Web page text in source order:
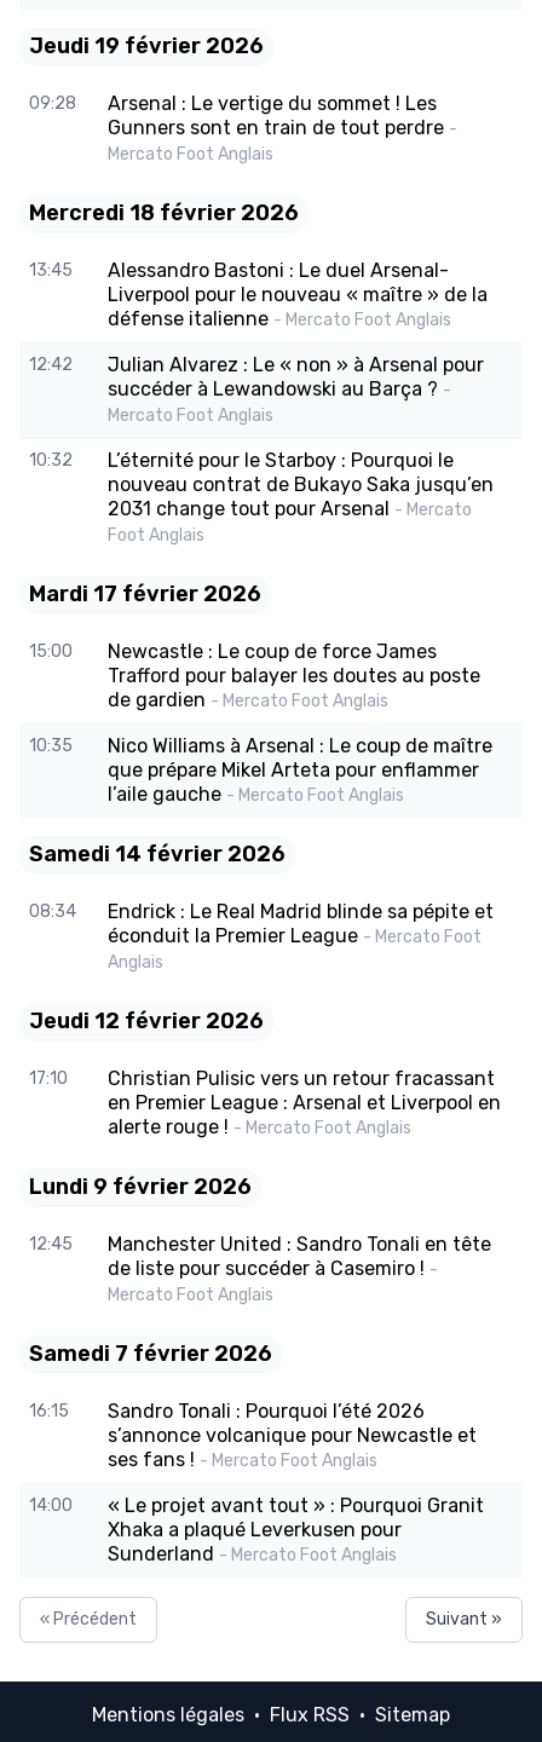
Jeudi 19 février 2026
09:28
Arsenal : Le vertige du sommet ! Les
Gunners sont en train de tout perdre -
Mercato Foot Anglais
Mercredi 18 février 2026
13:45
Alessandro Bastoni : Le duel Arsenal-
Liverpool pour le nouveau « maître » de la
défense italienne - Mercato Foot Anglais
12:42
Julian Alvarez : Le « non » à Arsenal pour
succéder à Lewandowski au Barça ? -
Mercato Foot Anglais
10:32
L’éternité pour le Starboy : Pourquoi le
nouveau contrat de Bukayo Saka jusqu’en
2031 change tout pour Arsenal - Mercato
Foot Anglais
Mardi 17 février 2026
15:00
Newcastle : Le coup de force James
Trafford pour balayer les doutes au poste
de gardien - Mercato Foot Anglais
10:35
Nico Williams à Arsenal : Le coup de maître
que prépare Mikel Arteta pour enflammer
l’aile gauche - Mercato Foot Anglais
Samedi 14 février 2026
08:34
Endrick : Le Real Madrid blinde sa pépite et
éconduit la Premier League - Mercato Foot
Anglais
Jeudi 12 février 2026
17:10
Christian Pulisic vers un retour fracassant
en Premier League : Arsenal et Liverpool en
alerte rouge ! - Mercato Foot Anglais
Lundi 9 février 2026
12:45
Manchester United : Sandro Tonali en tête
de liste pour succéder à Casemiro ! -
Mercato Foot Anglais
Samedi 7 février 2026
16:15
Sandro Tonali : Pourquoi l’été 2026
s’annonce volcanique pour Newcastle et
ses fans ! - Mercato Foot Anglais
14:00
« Le projet avant tout » : Pourquoi Granit
Xhaka a plaqué Leverkusen pour
Sunderland - Mercato Foot Anglais
« Précédent Suivant »
Mentions légales · Flux RSS · Sitemap